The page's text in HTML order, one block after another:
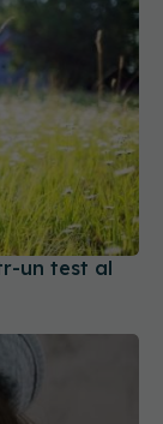
un test al